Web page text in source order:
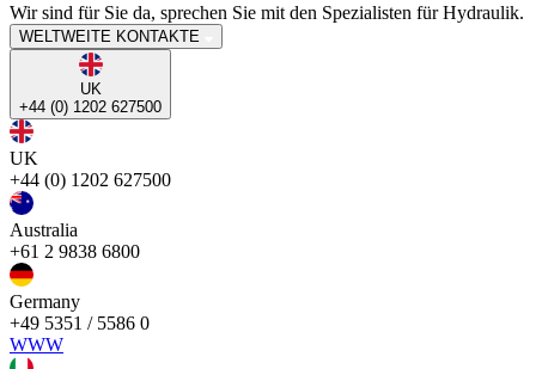
Wir sind für Sie da, sprechen Sie mit den Spezialisten für Hydraulik.
WELTWEITE KONTAKTE
UK
+44 (0) 1202 627500
UK
+44 (0) 1202 627500
Australia
+61 2 9838 6800
Germany
+49 5351 / 5586 0
WWW